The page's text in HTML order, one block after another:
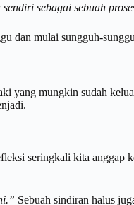
sebagai sebuah
dan mulai sungguh-
yang mungkin sudah
seringkali kita anggap
Sebuah sindiran halus